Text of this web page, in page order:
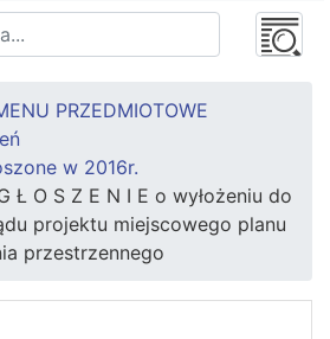
PRZEDMIOTOWE
w 2016r.
Ł O S Z E N I E o wyłożeniu do
projektu miejscowego planu
przestrzennego